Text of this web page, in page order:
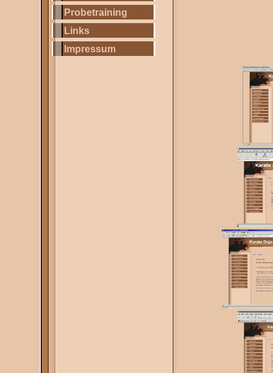
Probetraining
Links
Impressum